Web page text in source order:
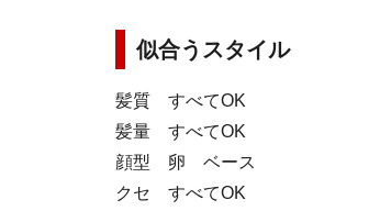
似合うスタイル
髪質 すべてOK
髪量 すべてOK
顔型 卵 ベース
クセ すべてOK